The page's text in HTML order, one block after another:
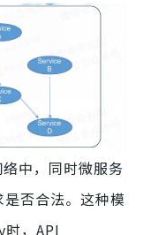
中，同时微服务
否合法。这种模
，API